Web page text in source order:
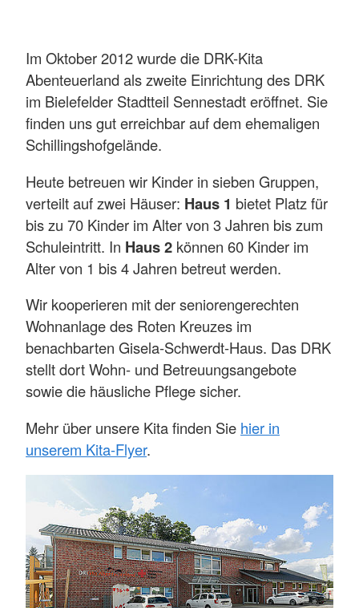
Im Oktober 2012 wurde die DRK-Kita
Abenteuerland als zweite Einrichtung des DRK
im Bielefelder Stadtteil Sennestadt eröffnet. Sie
finden uns gut erreichbar auf dem ehemaligen
Schillingshofgelände.
Heute betreuen wir Kinder in sieben Gruppen,
verteilt auf zwei Häuser: Haus 1 bietet Platz für
bis zu 70 Kinder im Alter von 3 Jahren bis zum
Schuleintritt. In Haus 2 können 60 Kinder im
Alter von 1 bis 4 Jahren betreut werden.
Wir kooperieren mit der seniorengerechten
Wohnanlage des Roten Kreuzes im
benachbarten Gisela-Schwerdt-Haus. Das DRK
stellt dort Wohn- und Betreuungsangebote
sowie die häusliche Pflege sicher.
Mehr über unsere Kita finden Sie hier in
unserem Kita-Flyer.